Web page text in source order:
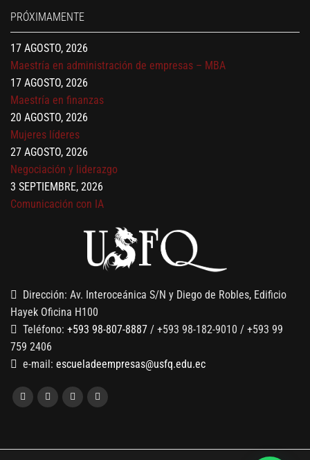
PRÓXIMAMENTE
17 AGOSTO, 2026
Gerencia de empresas familiares
17 AGOSTO, 2026
Maestría en administración de empresas – MBA
17 AGOSTO, 2026
Maestría en finanzas
20 AGOSTO, 2026
Mujeres líderes
27 AGOSTO, 2026
Negociación y liderazgo
3 SEPTIEMBRE, 2026
Comunicación con IA
Gobernanza de datos
Finanzas para no financieros
Dirección: Av. Interoceánica S/N y Diego de Robles, Edificio
Hayek Oficina H100
Teléfono: +593 98-807-8887 / +593 98-182-9010 / +593 99
759 2406
e-mail: escueladeempresas@usfq.edu.ec